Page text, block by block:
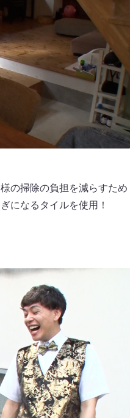
の掃除の負担を減らすため
なるタイルを使用！